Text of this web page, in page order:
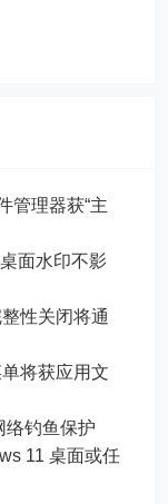
管理器获“主
面水印不影
性关闭将通
将获应用文
络钓鱼保护
11 桌面或任